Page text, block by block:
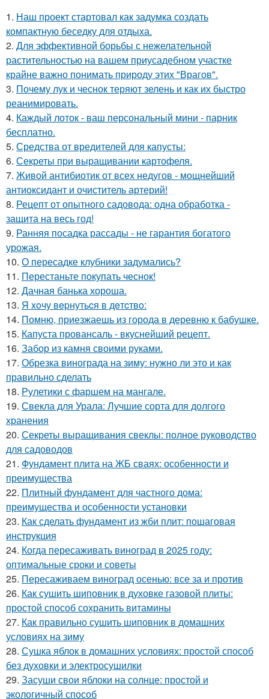
1. Наш проект стартовал как задумка создать
компактную беседку для отдыха.
2. Для эффективной борьбы с нежелательной
растительностью на вашем приусадебном участке
крайне важно понимать природу этих "Врагов".
3. Почему лук и чеснок теряют зелень и как их быстро
реанимировать.
4. Каждый лоток - ваш персональный мини - парник
бесплатно.
5. Средства от вредителей для капусты:
6. Секреты при выращивании картофеля.
7. Живой антибиотик от всех недугов - мощнейший
антиоксидант и очиститель артерий!
8. Рецепт от опытного садовода: одна обработка -
защита на весь год!
9. Ранняя посадка рассады - не гарантия богатого
урожая.
10. О пересадке клубники задумались?
11. Перестаньте покупать чеснок!
12. Дачная банька хороша.
13. Я xoчу вepнутьcя в дeтcтвo:
14. Помню, приезжаешь из города в деревню к бабушке.
15. Капуста провансаль - вкуснейший рецепт.
16. Забор из камня своими руками.
17. Обрезка винограда на зиму: нужно ли это и как
правильно сделать
18. Рулетики с фаршем на мангале.
19. Свекла для Урала: Лучшие сорта для долгого
хранения
20. Секреты выращивания свеклы: полное руководство
для садоводов
21. Фундамент плита на ЖБ сваях: особенности и
преимущества
22. Плитный фундамент для частного дома:
преимущества и особенности установки
23. Как сделать фундамент из жби плит: пошаговая
инструкция
24. Когда пересаживать виноград в 2025 году:
оптимальные сроки и советы
25. Пересаживаем виноград осенью: все за и против
26. Как сушить шиповник в духовке газовой плиты:
простой способ сохранить витамины
27. Как правильно сушить шиповник в домашних
условиях на зиму
28. Сушка яблок в домашних условиях: простой способ
без духовки и электросушилки
29. Засуши свои яблоки на солнце: простой и
экологичный способ